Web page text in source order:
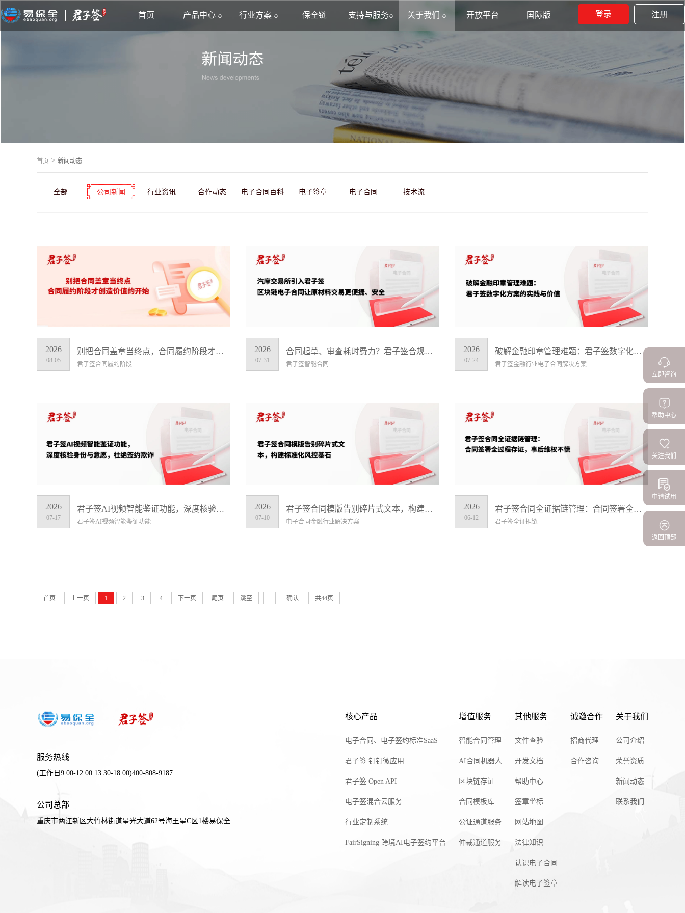
首页 产品中心 行业方案 保全链 支持与服务 关于我们 开放平台 国际版 登录 注册
首页 > 新闻动态
全部 公司新闻 行业资讯 合作动态 电子合同百科 电子签章 电子合同 技术流
2026
08-05
别把合同盖章当终点，合同履约阶段才创造价值的开始
君子签合同履约阶段
2026
07-31
合同起草、审查耗时费力？君子签合规、高效推进合同签署
君子签智能合同
2026
07-24
破解金融印章管理难题：君子签数字化方案的实践与价值
君子签金融行业电子合同解决方案
2026
07-17
君子签AI视频智能鉴证功能，深度核验身份与意愿，杜绝签约欺诈
君子签AI视频智能鉴证功能
2026
07-10
君子签合同模版告别碎片式文本，构建标准化风控基石
电子合同金融行业解决方案
2026
06-12
君子签合同全证据链管理：合同签署全过程存证，事后维权不慌
君子签全证据链
首页 上一页 1 2 3 4 下一页 尾页 跳至 确认 共44页
立即咨询
帮助中心
关注我们
申请试用
返回顶部
服务热线
(工作日9:00-12:00 13:30-18:00)400-808-9187
公司总部
重庆市两江新区大竹林街道星光大道62号海王星C区1楼易保全
核心产品
电子合同、电子签约标准SaaS
君子签 钉钉微应用
君子签 Open API
电子签混合云服务
行业定制系统
FairSigning 跨境AI电子签约平台
增值服务
智能合同管理
AI合同机器人
区块链存证
合同模板库
公证通道服务
仲裁通道服务
其他服务
文件查验
开发文档
帮助中心
签章坐标
网站地图
法律知识
认识电子合同
解读电子签章
诚邀合作
招商代理
合作咨询
关于我们
公司介绍
荣誉资质
新闻动态
联系我们